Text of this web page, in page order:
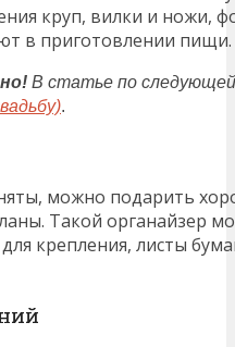
круп, вилки и ножи,
в приготовлении пищи.
В статье по
.
можно подарить
Такой органайзер
крепления, листы